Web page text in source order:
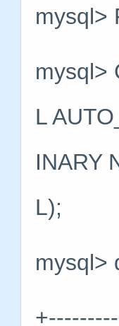
mysql>
mysql>
L
INARY
L);
mysql>